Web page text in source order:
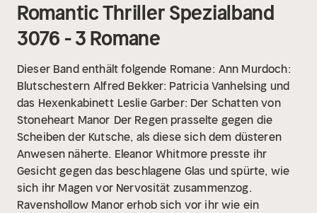
Romantic Thriller Spezialband
3076 - 3 Romane
Dieser Band enthält folgende Romane: Ann Murdoch:
Blutschestern Alfred Bekker: Patricia Vanhelsing und
das Hexenkabinett Leslie Garber: Der Schatten von
Stoneheart Manor Der Regen prasselte gegen die
Scheiben der Kutsche, als diese sich dem düsteren
Anwesen näherte. Eleanor Whitmore presste ihr
Gesicht gegen das beschlagene Glas und spürte, wie
sich ihr Magen vor Nervosität zusammenzog.
Ravenshollow Manor erhob sich vor ihr wie ein